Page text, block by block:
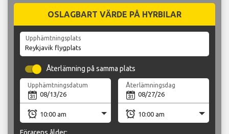
OSLAGBART VÄRDE PÅ HYRBILAR
Upphämtningsplats
Återlämning på samma plats
Upphämtningsdatum Återlämningsdag